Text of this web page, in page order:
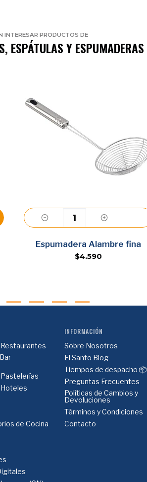
INTERESAR PRODUCTOS DE
ESPÁTULAS Y ESPUMADERAS
Agregar
Espumadera Alambre fina
$4.590
Hoteles
de Cocina
INFORMACIÓN
Sobre Nosotros
El Santo Blog
Tiempos de despacho 📦
Preguntas Frecuentes
Políticas de Cambios y
Devoluciones
Términos y Condiciones
Contacto